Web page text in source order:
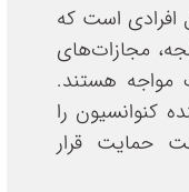
افرادی است که
مجازات‌های
مواجه هستند.
کنوانسیون را
حمایت قرار